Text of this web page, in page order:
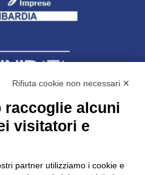
con unico socio
1 - 23100 Sondrio
- N.REA SO-36426
Rifiuta cookie non necessari ✕
raccoglie alcuni
visitatori e
partner utilizziamo i cookie e